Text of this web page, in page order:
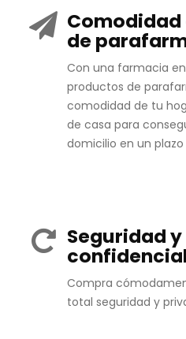
de
Con una farmacia
productos de
comodidad de tu
de casa para
domicilio en un
Seguridad y
Compra
total seguridad y